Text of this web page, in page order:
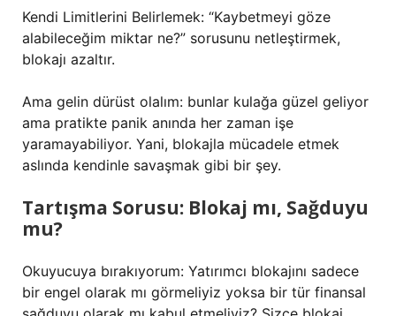
Kendi Limitlerini Belirlemek: “Kaybetmeyi göze
alabileceğim miktar ne?” sorusunu netleştirmek,
blokajı azaltır.
Ama gelin dürüst olalım: bunlar kulağa güzel geliyor
ama pratikte panik anında her zaman işe
yaramayabiliyor. Yani, blokajla mücadele etmek
aslında kendinle savaşmak gibi bir şey.
Tartışma Sorusu: Blokaj mı, Sağduyu
mu?
Okuyucuya bırakıyorum: Yatırımcı blokajını sadece
bir engel olarak mı görmeliyiz yoksa bir tür finansal